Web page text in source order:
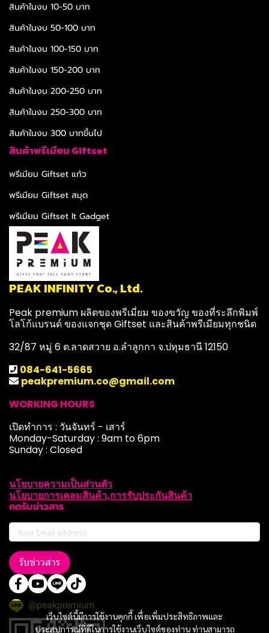
เว็บไซต์นี้มีการใช้งานคุกกี้ เพื่อเพิ่มประสิทธิภาพและ
ประสบการณ์ที่ดีในการใช้งานเว็บไซต์ของท่าน ท่านสามารถ
สินค้าในงบ 10-50 บาท
สินค้าในงบ 50-100 บาท
สินค้าในงบ 100-150 บาท
สินค้าในงบ 150-200 บาท
สินค้าในงบ 200-250 บาท
สินค้าในงบ 250-300 บาท
สินค้าในงบ 300 บาทขึ้นไป
สินค้าพรีเมียม Giftset
พรีเมียม Giftset แก้ว
พรีเมียม Giftset สมุด
พรีเมียม Giftset It Gadget
PEAK INFINITY Co., Ltd.
Peak premium ผลิตของพรีเมี่ยม ของขวัญ ของที่ระลึกพิมพ์
โลโก้แบรนด์ ของแจกชุด Giftset และสินค้าพรีเมียมทุกชนิด
32/87 หมู่ 6 ต.ลาดสวาย อ.ลำลูกกา จ.ปทุมธานี 12150
084-641-5665
peakpremium.co@gmail.com
WORKING HOURS
เปิดทำการ : วันจันทร์ - เสาร์
Monday-Saturday : 9am to 6pm
Sunday : Closed
นโยบายความเป็นส่วนตัว
นโยบายการเคลมสินค้า,การรับประกันสินค้า
กดรับข่าวสาร
รับข่าวสาร
@peakpremium